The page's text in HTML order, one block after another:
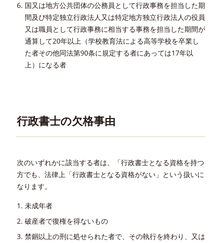
国又は地方公共団体の公務員として行政事務を担当した期
間及び特定独立行政法人又は特定地方独立行政法人の役員
又は職員として行政事務に相当する事務を担当した期間が
通算して20年以上（学校教育法による高等学校を卒業し
た者その他同法第90条に規定する者にあっては17年以
上）になる者
行政書士の欠格事由
次のいずれかに該当する者は、「行政書士となる資格を持つ
方でも、法律上「行政書士となる資格がない」という扱いに
なります。
未成年者
破産者で復権を得ないもの
禁錮以上の刑に処せられた者で、その執行を終わり、又は